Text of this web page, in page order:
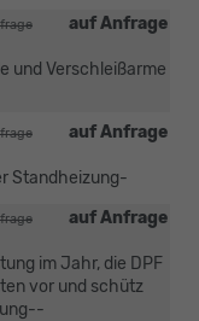
auf Anfrage
und Verschleißarme
auf Anfrage
Standheizung-
auf Anfrage
im Jahr, die DPF
vor und schütz